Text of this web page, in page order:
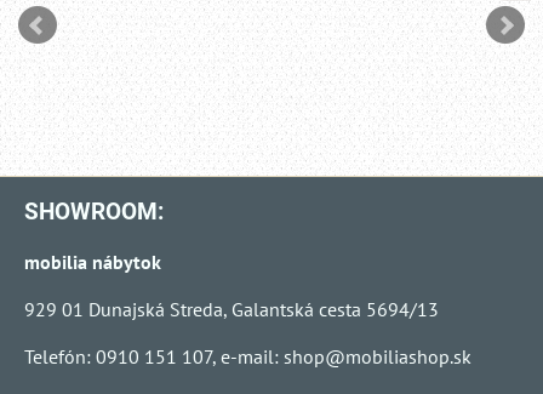
SHOWROOM:
mobilia nábytok
929 01 Dunajská Streda, Galantská cesta 5694/13
Telefón: 0910 151 107, e-mail: shop@mobiliashop.sk